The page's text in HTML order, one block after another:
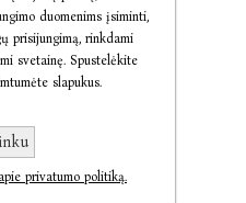
duomenims įsiminti,
prisijungimą, rinkdami
svetainę. Spustelėkite
slapukus.
privatumo politiką.